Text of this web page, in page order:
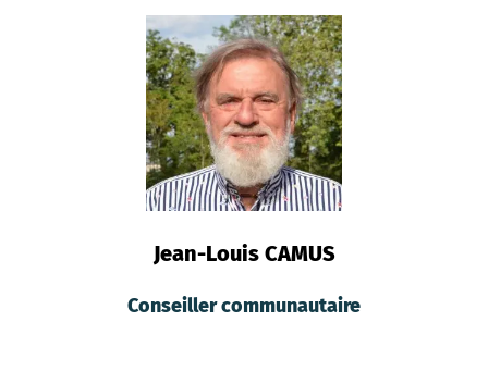
Jean-Louis CAMUS
Conseiller communautaire